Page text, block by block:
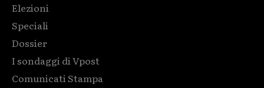
Elezioni
Speciali
Dossier
I sondaggi di Vpost
Comunicati Stampa